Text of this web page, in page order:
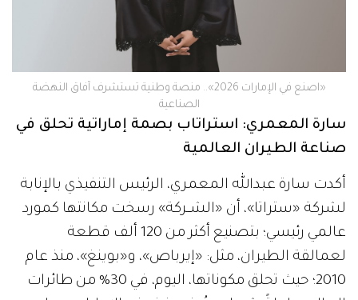
«اصنع في الإمارات 2026».. منصة وطنية تستشرف آفاق النهضة
الصناعية
‬صناعة‭ ‬الطيران‭ ‬العالمية
أكدت سارة عبدالله المعمري، الرئيس التنفيذي بالإنابة
لشركة «ستراتا»، أن «الشــركة» رسخت مكانتها كمورد
عالمي رئيسي؛ بتصنيع أكثر من 120 ألف قطعة
لعمالقة الطيران، مثل: «إيرباص»، و«بوينغ»، منذ عام
2010؛ حيث تحلق مكوناتها، اليوم، في 30% من طائرات